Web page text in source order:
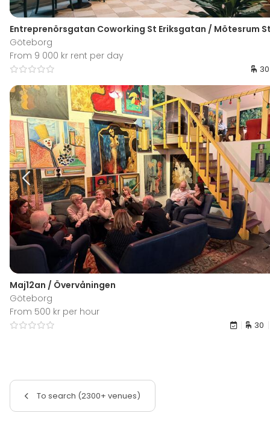
Entreprenörsgatan Coworking St Eriksgatan / Mötesrum
Göteborg
From 9 000 kr rent per day
30
Maj12an / Övervåningen
Göteborg
From 500 kr per hour
30
To search (2300+ venues)